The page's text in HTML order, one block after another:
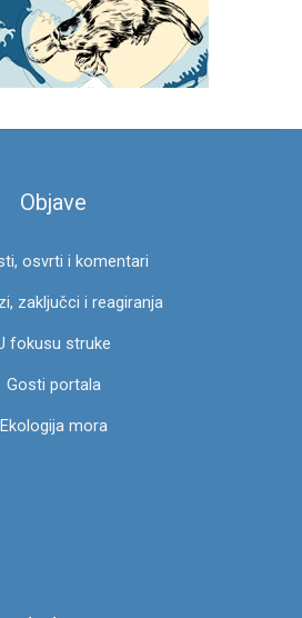
Objave
osvrti i komentari
zaključci i reagiranja
fokusu struke
Gosti portala
Ekologija mora